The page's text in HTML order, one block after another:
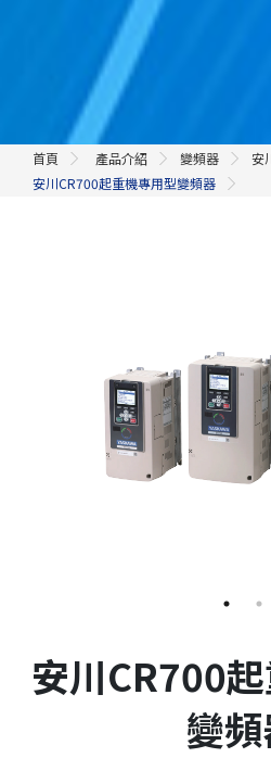
首頁 產品介紹 變頻器 安
安川CR700起重機專用型變頻器
安川CR700
變